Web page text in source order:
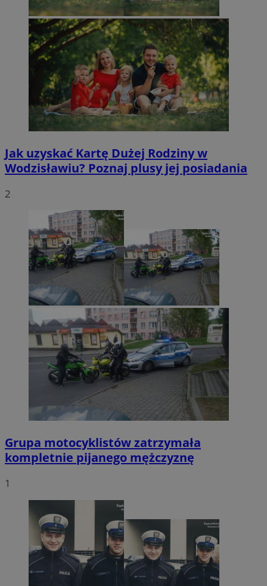
Jak uzyskać Kartę Dużej Rodziny w
Wodzisławiu? Poznaj plusy jej posiadania
2
Grupa motocyklistów zatrzymała
kompletnie pijanego mężczyznę
1